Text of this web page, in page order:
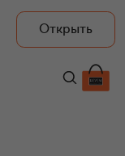
Открыть
4 750 ₽